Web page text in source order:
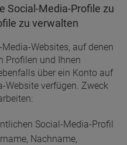
Social-Media-Profile zu
zu verwalten
Websites, auf denen
Profilen und Ihnen
über ein Konto auf
Website verfügen. Zweck
Social-Media-Profil
Nachname,